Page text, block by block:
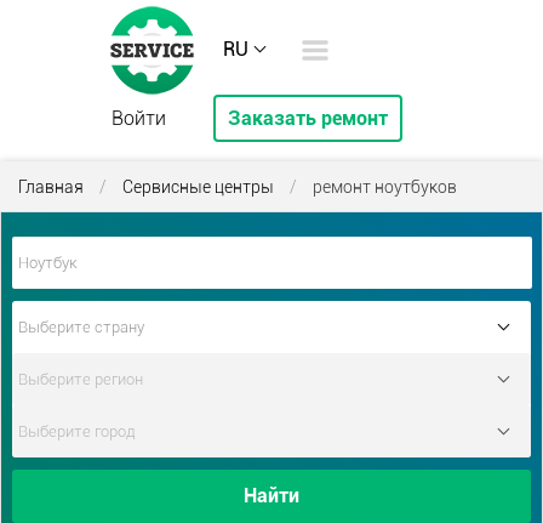
RU
Войти Заказать ремонт
Главная / Сервисные центры / ремонт ноутбуков
Найти